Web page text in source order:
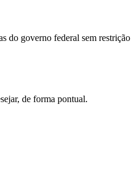
do governo federal sem restrição
de forma pontual.